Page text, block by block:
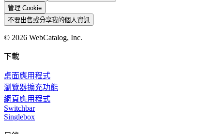
管理 Cookie
不要出售或分享我的個人資訊
© 2026 WebCatalog, Inc.
下載
桌面應用程式
瀏覽器擴充功能
網頁應用程式
Switchbar
Singlebox